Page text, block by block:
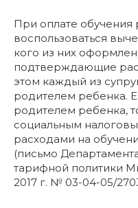
При оплате обучения
воспользоваться
кого из них
подтверждающие
этом каждый из
родителем ребенка.
родителем ребенка,
социальным
расходами на
(письмо
тарифной политики
2017 г. № 03-04-05/